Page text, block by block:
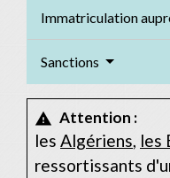
Immatriculation
Sanctions
warning Attention :
les Algériens, les
ressortissants